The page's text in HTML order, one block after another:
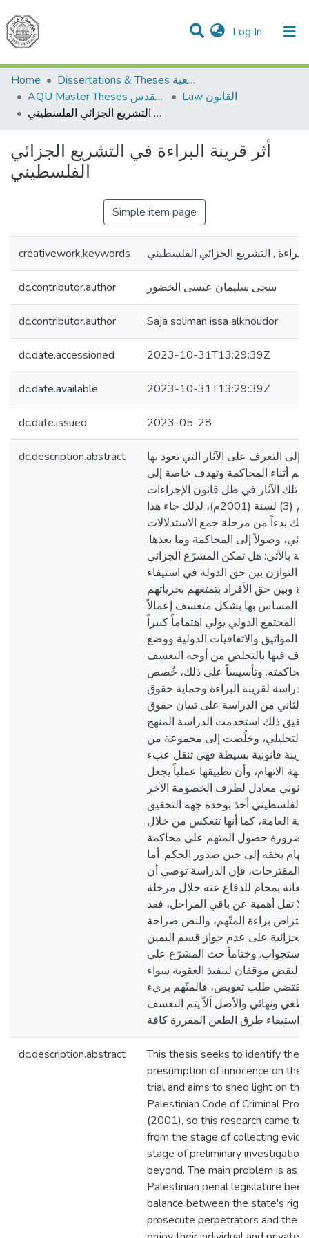
Log In (current)
Communities & Collections
All of DSpace
Home
Dissertations & Theses الرسائل الجامعية
AQU Master Theses الرسائل الجامعية الخاصة بجامعة القدس
Law القانون
أثر قرينة البراءة في التشريع الجزائي الفلسطيني
أثر قرينة البراءة في التشريع الجزائي
الفلسطيني
Simple item page
creativework.keywords , التشريع الجزائي الفلسطيني
dc.contributor.author سجى سليمان عيسى الخضور
dc.contributor.author Saja soliman issa alkhoudor
dc.date.accessioned 2023-10-31T13:29:39Z
dc.date.available 2023-10-31T13:29:39Z
dc.date.issued 2023-05-28
dc.description.abstract
التعرف على الآثار التي تعود بها
أثناء المحاكمة وتهدف خاصة إلى
تلك الآثار في ظل قانون الإجراءات
الجزائية الفلسطيني رقم (3) لسنة (2001م)، لذلك جاء هذا
بدءاً من مرحلة جمع الاستدلالات
وصولاً إلى المحاكمة وما بعدها.
بالآتي: هل تمكن المشرّع الجزائي
التوازن بين حق الدولة في استيفاء
وبين حق الأفراد بتمتعهم بحرياتهم
المساس بها بشكل متعسف إعمالاً
المجتمع الدولي يولي اهتماماً كبيراً
المواثيق والاتفاقيات الدولية ووضع
فيها بالتخلص من أوجه التعسف
محاكمته. وتأسيساً على ذلك، خُصص
لقرينة البراءة وحماية حقوق
الثاني من الدراسة على تبيان حقوق
ذلك استخدمت الدراسة المنهج
التحليلي، وخلُصت إلى مجموعة من
قرينة قانونية بسيطة فهي تنقل عبء
الاتهام، وأن تطبيقها عملياً يجعل
معادل لطرف الخصومة الآخر
الفلسطيني أخذ بوحدة جهة التحقيق
العامة، كما أنها تنعكس من خلال
وضرورة حصول المتهم على محاكمة
بحقه إلى حين صدور الحكم. أما
والمقترحات، فإن الدراسة توصي أن
بمحام للدفاع عنه خلال مرحلة
لا تقل أهمية عن باقي المراحل، فقد
براءة المتّهم، والنص صراحة
على عدم جواز قسم اليمين
الاستجواب. وختاماً حث المشرّع على
موقفان لتنفيذ العقوبة سواء
تقتضي طلب تعويض، فالمتّهم بريء
ونهائي والأصل ألاّ يتم التعسف
dc.description.abstract
This thesis seeks to identify the
presumption of innocence on the
trial and aims to shed light on
Palestinian Code of Criminal
(2001), so this research came
from the stage of collecting
stage of preliminary
beyond. The main problem is as
Palestinian penal legislature
balance between the state's
prosecute perpetrators and the